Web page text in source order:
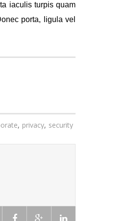
iaculis turpis quam
porta, ligula vel
, privacy, security